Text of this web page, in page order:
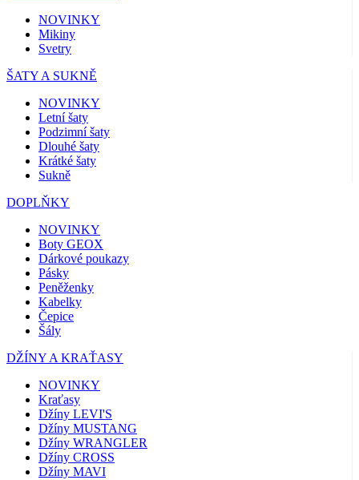
NOVINKY
Mikiny
Svetry
ŠATY A SUKNĚ
NOVINKY
Letní šaty
Podzimní šaty
Dlouhé šaty
Krátké šaty
Sukně
DOPLŇKY
NOVINKY
Boty GEOX
Dárkové poukazy
Pásky
Peněženky
Kabelky
Čepice
Šály
DŽÍNY A KRAŤASY
NOVINKY
Kraťasy
Džíny LEVI'S
Džíny MUSTANG
Džíny WRANGLER
Džíny CROSS
Džíny MAVI